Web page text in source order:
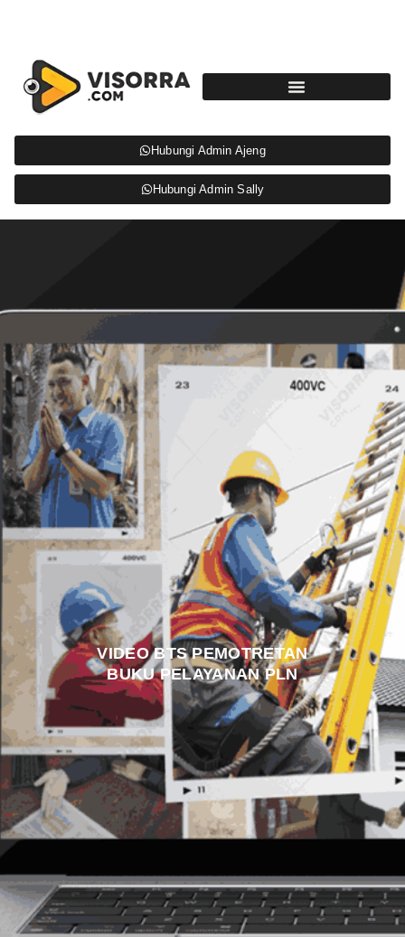
Hubungi Admin Ajeng
Hubungi Admin Sally
VIDEO BTS PEMOTRETAN
BUKU PELAYANAN PLN